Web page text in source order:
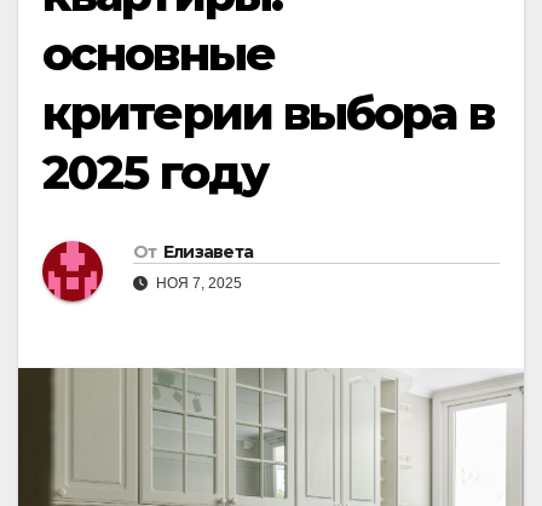
основные
критерии выбора в
2025 году
От Елизавета
НОЯ 7, 2025